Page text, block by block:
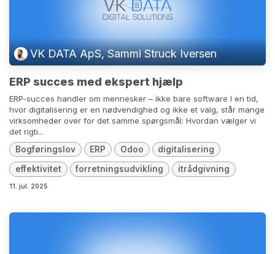
VK DATA ApS, Sammi Struck Iversen
ERP succes med ekspert hjælp
ERP-succes handler om mennesker – ikke bare software I en tid,
hvor digitalisering er en nødvendighed og ikke et valg, står mange
virksomheder over for det samme spørgsmål: Hvordan vælger vi
det rigti...
Bogføringslov
ERP Odoo digitalisering
effektivitet forretningsudvikling itrådgivning
11. jul. 2025